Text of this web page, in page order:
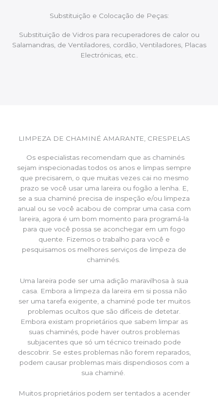
Substituição e Colocação de Peças:
Substituição de Vidros para recuperadores de calor ou
Salamandras, de Ventiladores, cordão, Ventiladores, Placas
Electrónicas, etc..
LIMPEZA DE CHAMINÉ AMARANTE, CRESPELAS
Os especialistas recomendam que as chaminés
sejam inspecionadas todos os anos e limpas sempre
que precisarem, o que muitas vezes cai no mesmo
prazo se você usar uma lareira ou fogão a lenha. E,
se a sua chaminé precisa de inspeção e/ou limpeza
anual ou se você acabou de comprar uma casa com
lareira, agora é um bom momento para programá-la
para que você possa se aconchegar em um fogo
quente. Fizemos o trabalho para você e
pesquisamos os melhores serviços de limpeza de
chaminés.
Uma lareira pode ser uma adição maravilhosa à sua
casa. Embora a limpeza da lareira em si possa não
ser uma tarefa exigente, a chaminé pode ter muitos
problemas ocultos que são difíceis de detetar.
Embora existam proprietários que sabem limpar as
suas chaminés, pode haver outros problemas
subjacentes que só um técnico treinado pode
descobrir. Se estes problemas não forem reparados,
podem causar problemas mais dispendiosos com a
sua chaminé.
Muitos proprietários podem ser tentados a acender